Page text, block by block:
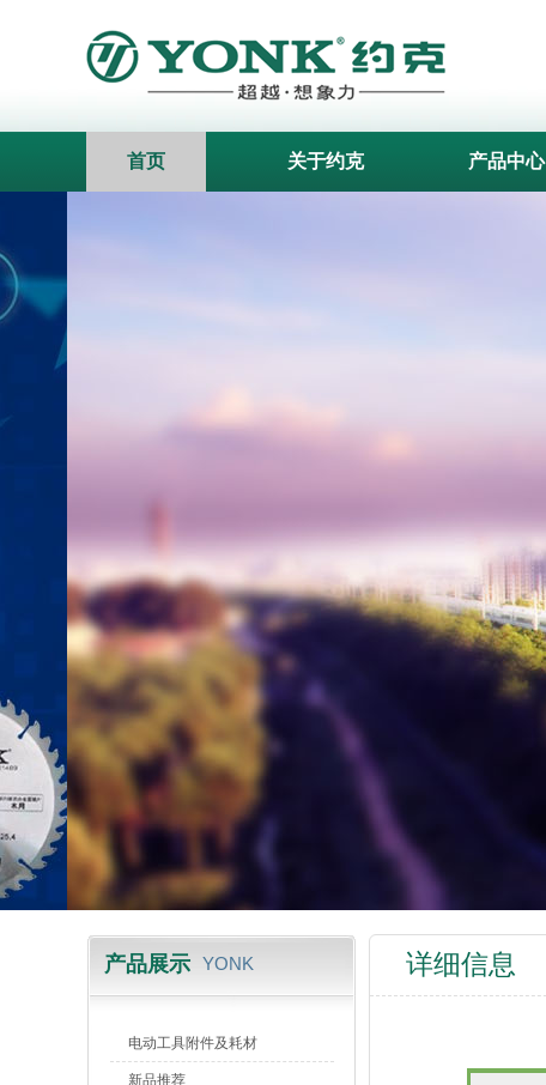
首页 关于约克 产品中心
产品展示 YONK
电动工具附件及耗材
新品推荐
详细信息